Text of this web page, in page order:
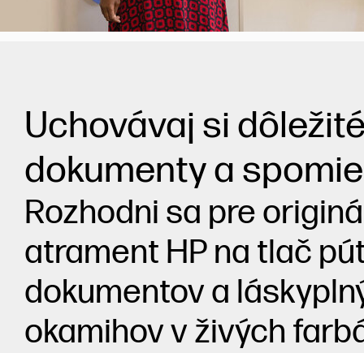
Uchovávaj si
dokumenty a
Rozhodni sa pre
atrament HP na tlač
dokumentov a
okamihov v živých